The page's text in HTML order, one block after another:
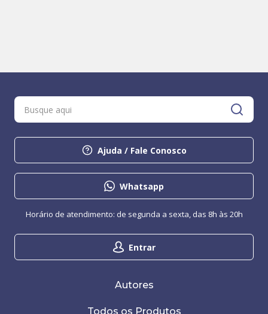
Ajuda / Fale Conosco
Whatsapp
Entrar
Horário de atendimento: de segunda a sexta, das 8h às 20h
Autores
Todos os Produtos